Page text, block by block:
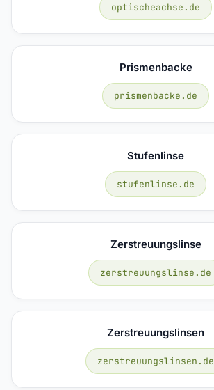
optischeachse.de
Prismenbacke
prismenbacke.de
Stufenlinse
stufenlinse.de
Zerstreuungslinse
zerstreuungslinse.de
Zerstreuungslinsen
zerstreuungslinsen.de